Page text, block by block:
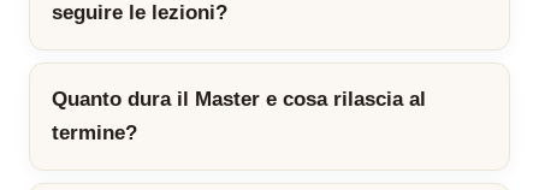
seguire le lezioni?
Quanto dura il Master e cosa rilascia al
termine?